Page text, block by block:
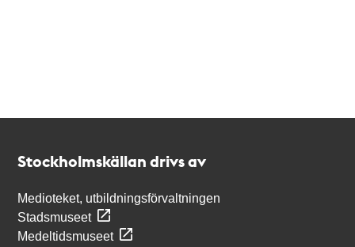
Stockholmskällan drivs av
Medioteket, utbildningsförvaltningen
Stadsmuseet
Medeltidsmuseet